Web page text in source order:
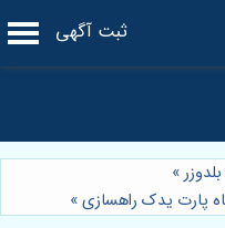
ثبت آگهی
»
پارت یدک راهسازی»